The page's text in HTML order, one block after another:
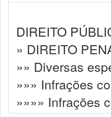
DIREITO
» DIREITO
»» Diversas
»»» Infrações
»»»» Infrações